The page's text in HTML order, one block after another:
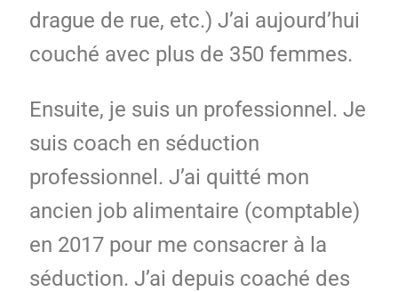
drague de rue, etc.) J’ai aujourd’hui
couché avec plus de 350 femmes.
Ensuite, je suis un professionnel. Je
suis coach en séduction
professionnel. J’ai quitté mon
ancien job alimentaire (comptable)
en 2017 pour me consacrer à la
séduction. J’ai depuis coaché des